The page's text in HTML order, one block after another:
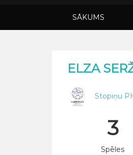
SĀKUMS
ELZA
Stopiņu
3
Spēles